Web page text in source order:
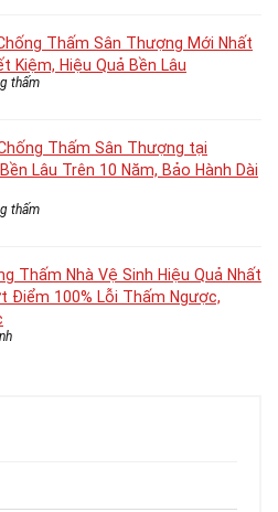
Thấm Sân Thượng Mới Nhất
Kiệm, Hiệu Quả Bền Lâu
thấm
Thấm Sân Thượng tại
Lâu Trên 10 Năm, Bảo Hành Dài
thấm
Thấm Nhà Vệ Sinh Hiệu Quả Nhất
Điểm 100% Lỗi Thấm Ngược,